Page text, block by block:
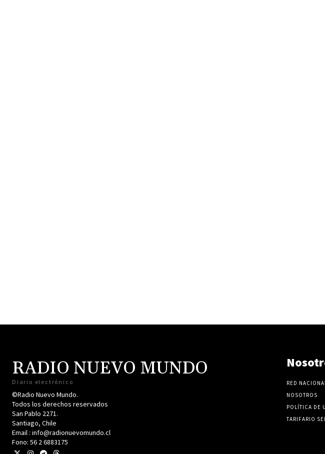
RADIO NUEVO MUNDO
Diario electrónico
©Radio Nuevo Mundo.
Todos los derechos reservados
San Pablo 2271.
Santiago, Chile
Email : info@radionuevomundo.cl
Fono: 56 2 6883175
RED
NOSOTROS
POLÍTICA DE
TARIFARIO